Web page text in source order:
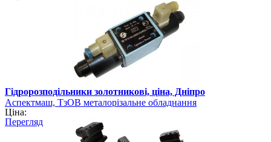
Гідророзподільники золотникові, ціна, Дніпро
Аспектмаш, ТзОВ металорізальне обладнання
Ціна:
Перегляд